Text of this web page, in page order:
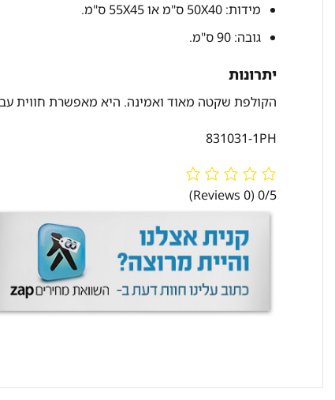
מידות: 50X40 ס"מ או 55X45 ס"מ.
גובה: 90 ס"מ.
יתרונות
הקולפת שקטה מאוד ואמינה. היא מאפשרת חווית
831031-1PH
0/5
(0 Reviews)